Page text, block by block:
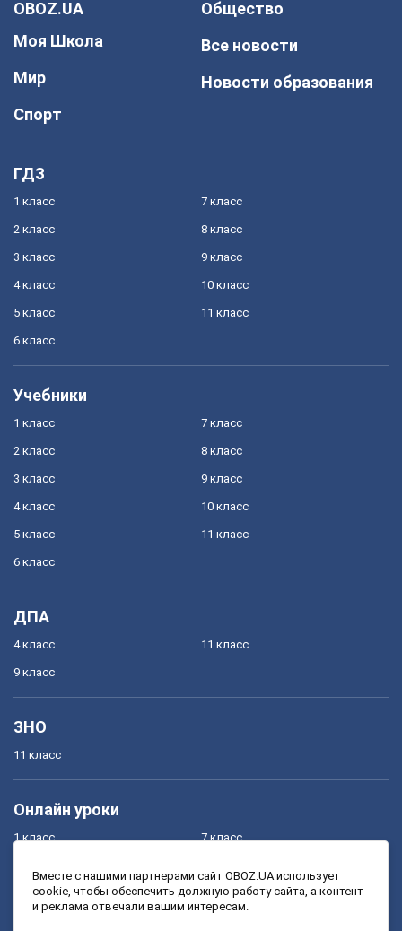
OBOZ.UA
Моя Школа
Мир
Спорт
Общество
Все новости
Новости образования
ГДЗ
1 класс
2 класс
3 класс
4 класс
5 класс
6 класс
7 класс
8 класс
9 класс
10 класс
11 класс
Учебники
1 класс
2 класс
3 класс
4 класс
5 класс
6 класс
7 класс
8 класс
9 класс
10 класс
11 класс
ДПА
4 класс
9 класс
11 класс
ЗНО
11 класс
Онлайн уроки
1 класс
3 класс
7 класс
9 класс
Вместе с нашими партнерами сайт OBOZ.UA использует
cookie, чтобы обеспечить должную работу сайта, а контент
и реклама отвечали вашим интересам.